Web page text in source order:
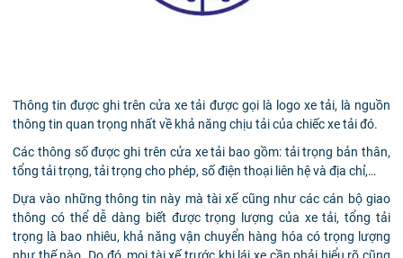
Thông tin được ghi trên cửa xe tải được gọi là logo xe tải, là nguồn
thông tin quan trọng nhất về khả năng chịu tải của chiếc xe tải đó.
Các thông số được ghi trên cửa xe tải bao gồm: tải trọng bản thân,
tổng tải trọng, tải trọng cho phép, số điện thoại liên hệ và địa chỉ,…
Dựa vào những thông tin này mà tài xế cũng như các cán bộ giao
thông có thể dễ dàng biết được trọng lượng của xe tải, tổng tải
trọng là bao nhiêu, khả năng vận chuyển hàng hóa có trọng lượng